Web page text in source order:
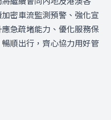
密車流監測預警、強化宣
急疏堵能力、優化服務保
順出行，齊心協力用好管